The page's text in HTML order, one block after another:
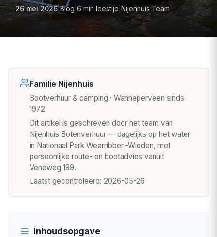
26 mei 2026|Blog 6 min leestijd Nijenhuis Team
Familie Nijenhuis
Bootverhuur & camping · Wanneperveen sinds
1972
Dit artikel is geschreven door het team van
Nijenhuis Botenverhuur — dagelijks op het water
in Nationaal Park Weerribben-Wieden, met
persoonlijke route- en bootadvies vanuit
Veneweg 199.
Laatst gecontroleerd: 2026-05-26
Inhoudsopgave